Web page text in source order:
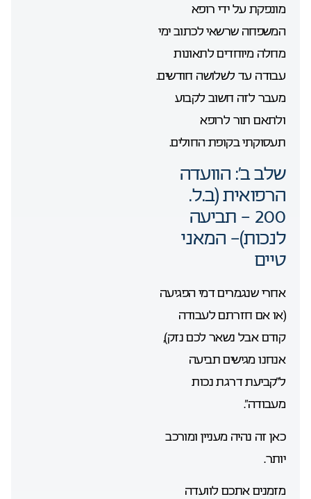
מונפקת על ידי רופא
המשפחה שרשאי לכתוב ימי
מחלה מיוחדים לתאונות
עבודה עד לשלושה חודשים.
מעבר לזה חשוב לקבוע
ולתאם תור לרופא
תעסוקתי בקופת החולים.
שלב ב’: הוועדה
הרפואית (ב.ל.
200 – תביעה
לנכות)- המאני
טיים
אחרי שנגמרים דמי הפגיעה
(או אם חזרתם לעבודה
קודם אבל נשאר לכם נזק),
אנחנו מגישים תביעה
ל”קביעת דרגת נכות
מעבודה”.
כאן זה נהיה מעניין ומורכב
יותר.
מזמנים אתכם לוועדה